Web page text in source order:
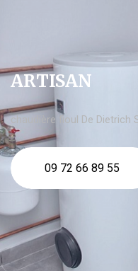
ARTISAN
chaudière fioul De Dietrich
09 72 66 89 55